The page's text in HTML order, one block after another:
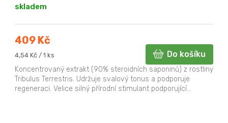
skladem
409 Kč
Měrná
4,54 Kč / 1 ks Do košíku
Koncentrovaný extrakt (90% steroidních saponinů) z rostliny
Tribulus Terrestris. Udržuje svalový tonus a podporuje
regeneraci. Velice silný přírodní stimulant podporující...